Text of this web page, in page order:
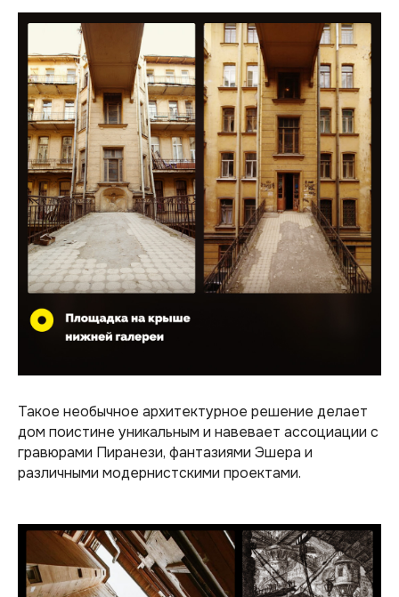
Такое необычное архитектурное решение делает
дом поистине уникальным и навевает ассоциации с
гравюрами Пиранези, фантазиями Эшера и
различными модернистскими проектами.